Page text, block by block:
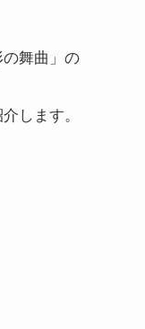
舞曲」の
します。